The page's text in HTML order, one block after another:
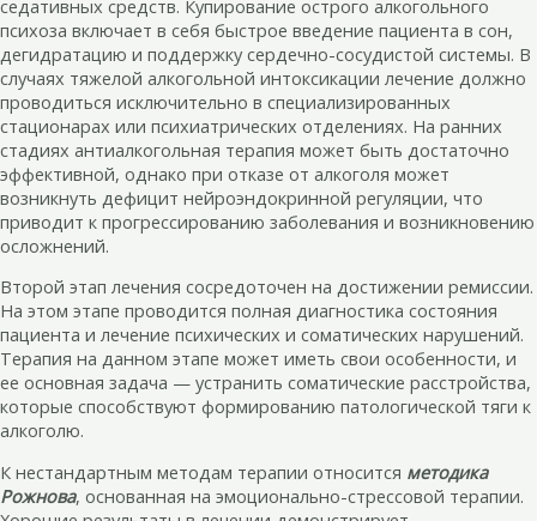
седативных средств. Купирование острого алкогольного
психоза включает в себя быстрое введение пациента в сон,
дегидратацию и поддержку сердечно-сосудистой системы. В
случаях тяжелой алкогольной интоксикации лечение должно
проводиться исключительно в специализированных
стационарах или психиатрических отделениях. На ранних
стадиях антиалкогольная терапия может быть достаточно
эффективной, однако при отказе от алкоголя может
возникнуть дефицит нейроэндокринной регуляции, что
приводит к прогрессированию заболевания и возникновению
осложнений.
Второй этап лечения сосредоточен на достижении ремиссии.
На этом этапе проводится полная диагностика состояния
пациента и лечение психических и соматических нарушений.
Терапия на данном этапе может иметь свои особенности, и
ее основная задача — устранить соматические расстройства,
которые способствуют формированию патологической тяги к
алкоголю.
К нестандартным методам терапии относится методика
Рожнова, основанная на эмоционально-стрессовой терапии.